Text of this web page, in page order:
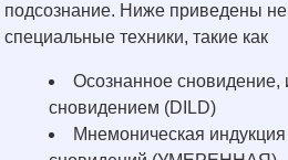
подсознание. Ниже приведены
специальные техники, такие как
Осознанное сновидение,
сновидением (DILD)​
Мнемоническая